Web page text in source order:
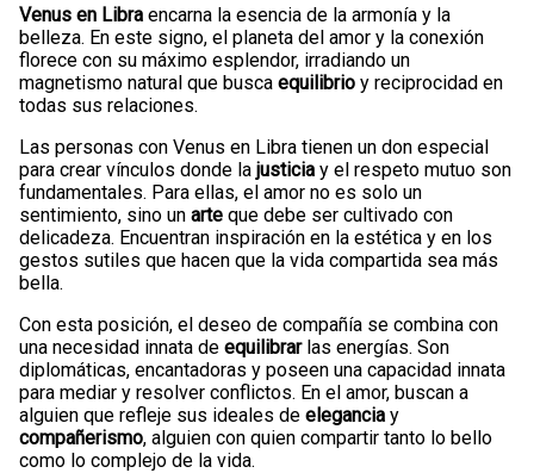
Venus en Libra encarna la esencia de la armonía y la
belleza. En este signo, el planeta del amor y la conexión
florece con su máximo esplendor, irradiando un
magnetismo natural que busca equilibrio y reciprocidad en
todas sus relaciones.
Las personas con Venus en Libra tienen un don especial
para crear vínculos donde la justicia y el respeto mutuo son
fundamentales. Para ellas, el amor no es solo un
sentimiento, sino un arte que debe ser cultivado con
delicadeza. Encuentran inspiración en la estética y en los
gestos sutiles que hacen que la vida compartida sea más
bella.
Con esta posición, el deseo de compañía se combina con
una necesidad innata de equilibrarlas energías. Son
diplomáticas, encantadoras y poseen una capacidad innata
para mediar y resolver conflictos. En el amor, buscan a
alguien que refleje sus ideales de elegancia y
compañerismo, alguien con quien compartir tanto lo bello
como lo complejo de la vida.